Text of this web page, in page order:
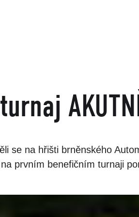
se na hřišti brněnského
prvním benefičním turnaji